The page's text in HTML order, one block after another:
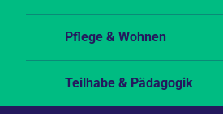
Pflege & Wohnen
Teilhabe & Pädagogik